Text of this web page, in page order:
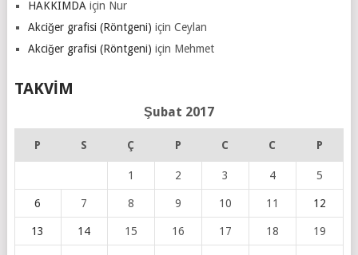
HAKKIMDA için Nur
Akciğer grafisi (Röntgeni) için Ceylan
Akciğer grafisi (Röntgeni) için Mehmet
TAKVIM
Şubat 2017
P S Ç P C C P
1 2 3 4 5
6 7 8 9 10 11 12
13 14 15 16 17 18 19